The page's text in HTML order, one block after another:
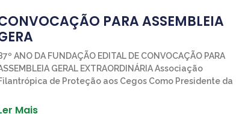
PARA ASSEMBLEIA
ANO DA FUNDAÇÃO EDITAL DE CONVOCAÇÃO PARA
GERAL EXTRAORDINÁRIA Associação
de Proteção aos Cegos Como Presidente da
Mais